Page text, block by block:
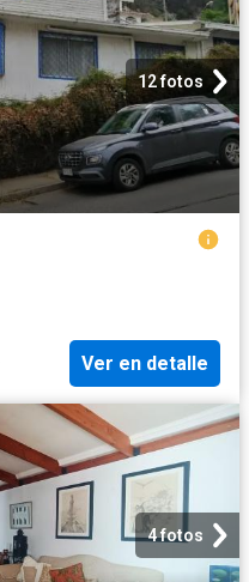
12 fotos
Ver en detalle
4 fotos